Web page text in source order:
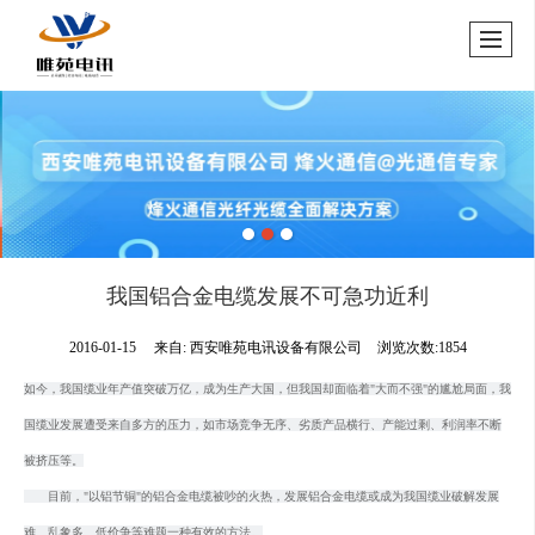
我国铝合金电缆发展不可急功近利
2016-01-15 来自: 西安唯苑电讯设备有限公司 浏览次数:1854
如今，我国缆业年产值突破万亿，成为生产大国，但我国却面临着"大而不强"的尴尬局面，我
国缆业发展遭受来自多方的压力，如市场竞争无序、劣质产品横行、产能过剩、利润率不断
被挤压等。
目前，"以铝节铜"的铝合金电缆被吵的火热，发展铝合金电缆或成为我国缆业破解发展
难、乱象多、低价争等难题一种有效的方法。